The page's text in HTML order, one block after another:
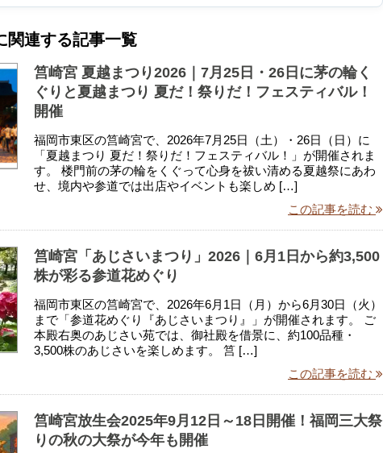
関連する記事一覧
筥崎宮 夏越まつり2026｜7月25日・26日に茅の輪く
ぐりと夏越まつり 夏だ！祭りだ！フェスティバル！
開催
福岡市東区の筥崎宮で、2026年7月25日（土）・26日（日）に
「夏越まつり 夏だ！祭りだ！フェスティバル！」が開催されま
す。 楼門前の茅の輪をくぐって心身を祓い清める夏越祭にあわ
せ、境内や参道では出店やイベントも楽しめ […]
この記事を読む
筥崎宮「あじさいまつり」2026｜6月1日から約3,500
株が彩る参道花めぐり
福岡市東区の筥崎宮で、2026年6月1日（月）から6月30日（火）
まで「参道花めぐり『あじさいまつり』」が開催されます。 ご
本殿右奥のあじさい苑では、御社殿を借景に、約100品種・
3,500株のあじさいを楽しめます。 筥 […]
この記事を読む
筥崎宮放生会2025年9月12日～18日開催！福岡三大祭
りの秋の大祭が今年も開催